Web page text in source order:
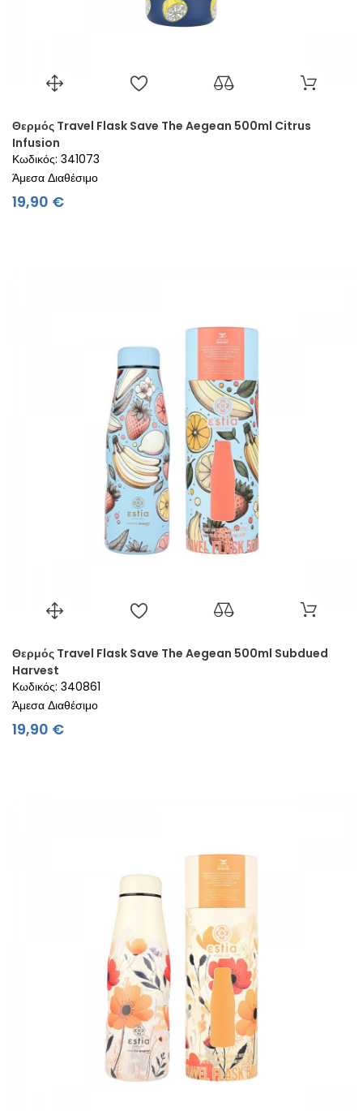
Θερμός Travel Flask Save The Aegean 500ml Citrus
Infusion
Κωδικός: 341073
Άμεσα Διαθέσιμο
19,90 €Τιμή
Θερμός Travel Flask Save The Aegean 500ml Subdued
Harvest
Κωδικός: 340861
Άμεσα Διαθέσιμο
19,90 €Τιμή